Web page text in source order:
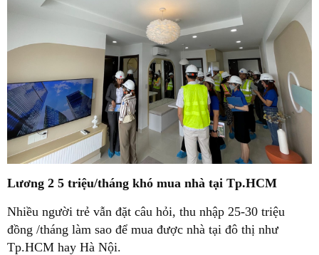
Lương 2 5 triệu/tháng khó mua nhà tại Tp.HCM
Nhiều người trẻ vẫn đặt câu hỏi, thu nhập 25-30 triệu
đồng /tháng làm sao để mua được nhà tại đô thị như
Tp.HCM hay Hà Nội.